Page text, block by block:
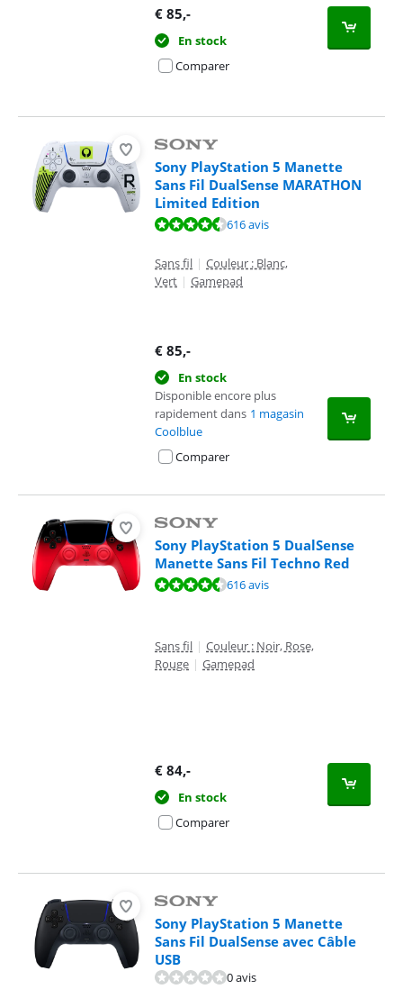
€ 85,-
En stock
Comparer
Sony PlayStation 5 Manette
Sans Fil DualSense MARATHON
Limited Edition
La note est de 9,4 sur 10, basée sur 616 avis.
616 avis
Sans fil | Couleur : Blanc,
Vert | Gamepad
€ 85,-
En stock
Disponible encore plus
rapidement dans 1 magasin
Coolblue
Comparer
Sony PlayStation 5 DualSense
Manette Sans Fil Techno Red
La note est de 9,4 sur 10, basée sur 616 avis.
616 avis
Sans fil | Couleur : Noir, Rose,
Rouge | Gamepad
€ 84,-
En stock
Comparer
Sony PlayStation 5 Manette
Sans Fil DualSense avec Câble
USB
0 avis